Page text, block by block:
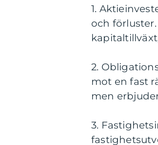
1.
och
2.
mot en fast
men
3.